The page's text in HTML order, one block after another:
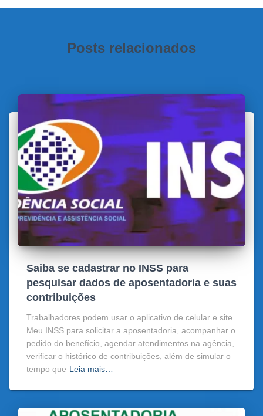
Posts relacionados
Saiba se cadastrar no INSS para
pesquisar dados de aposentadoria e suas
contribuições
Trabalhadores podem usar o aplicativo de celular e site
Meu INSS para solicitar a aposentadoria, acompanhar o
pedido do benefício, agendar atendimentos na agência,
verificar o histórico de contribuições, além de simular o
tempo que Leia mais…